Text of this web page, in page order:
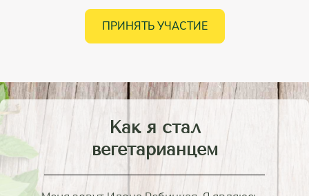
ПРИНЯТЬ УЧАСТИЕ
Как я стал
вегетарианцем